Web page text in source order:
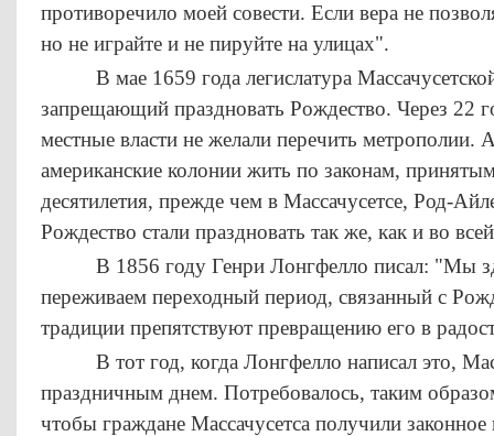
противоречило моей совести. Если вера не
но не играйте и не пируйте на улицах".
В мае 1659 года легислатура
запрещающий праздновать Рождество. Через 22
местные власти не желали перечить метрополии.
американские колонии жить по законам,
десятилетия, прежде чем в Массачусетсе, Род-
Рождество стали праздновать так же, как и во
В 1856 году Генри Лонгфелло писал: "Мы
переживаем переходный период, связанный с
традиции препятствуют превращению его в
В тот год, когда Лонгфелло написал это,
праздничным днем. Потребовалось, таким
чтобы граждане Массачусетса получили